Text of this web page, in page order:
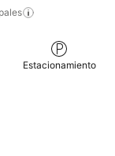
Estacionamiento